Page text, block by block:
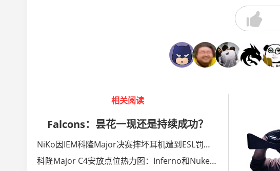

相关阅读
Falcons：昙花一现还是持续成功？
NiKo因IEM科隆Major决赛摔坏耳机遭到ESL罚款一千美元
科隆Major C4安放点位热力图：Inferno和Nuke最为多变